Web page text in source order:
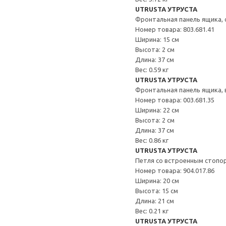
UTRUSTA УТРУСТА
Фронтальная панель ящика,
Номер товара: 803.681.41
Ширина: 15 см
Высота: 2 см
Длина: 37 см
Вес: 0.59 кг
UTRUSTA УТРУСТА
Фронтальная панель ящика,
Номер товара: 003.681.35
Ширина: 22 см
Высота: 2 см
Длина: 37 см
Вес: 0.86 кг
UTRUSTA УТРУСТА
Петля со встроенным
Номер товара: 904.017.86
Ширина: 20 см
Высота: 15 см
Длина: 21 см
Вес: 0.21 кг
UTRUSTA УТРУСТА